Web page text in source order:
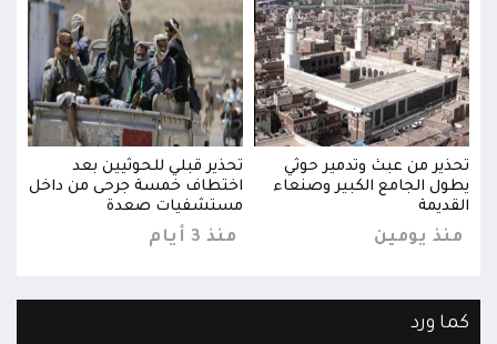
تحذير من عبث وتدمير حوثي
يطول الجامع الكبير وصنعاء
القديمة
منذ يومين
تحذير قبلي للحوثيين بعد
اختطاف خمسة جرحى من داخل
مستشفيات صعدة
منذ 3 أيام
كما ورد